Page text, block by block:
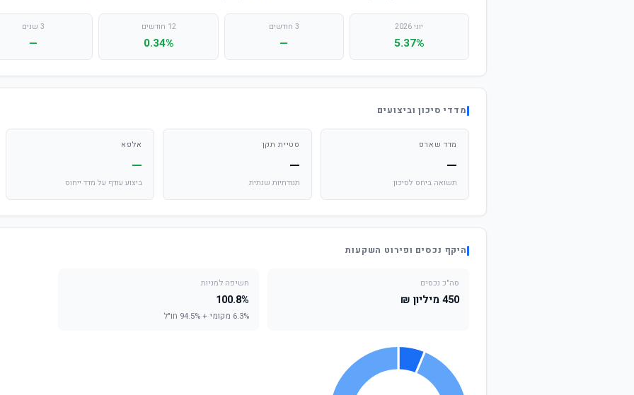
יוני 2026
5.37%
3 חודשים
—
12 חודשים
0.34%
3 שנים
—
מדדי סיכון וביצועים
מדד שארפ
—
תשואה ביחס לסיכון
סטיית תקן
—
תנודתיות שנתית
אלפא
—
ביצוע עודף על מדד ייחוס
היקף נכסים ופירוט השקעות
סה"כ נכסים
450 מיליון ₪
חשיפה למניות
100.8%
6.3% מקומי + 94.5% חו"ל